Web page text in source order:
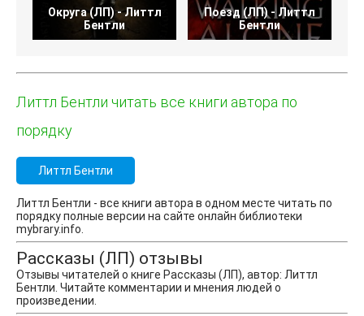
Округа (ЛП) - Литтл
Бентли
Поезд (ЛП) - Литтл
Бентли
Литтл Бентли читать все книги автора по
порядку
Литтл Бентли
Литтл Бентли - все книги автора в одном месте читать по
порядку полные версии на сайте онлайн библиотеки
mybrary.info.
Рассказы (ЛП) отзывы
Отзывы читателей о книге Рассказы (ЛП), автор: Литтл
Бентли. Читайте комментарии и мнения людей о
произведении.